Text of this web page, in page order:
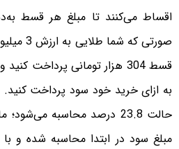
اقساط می‌کنند تا مبلغ هر قسط
به ازای خرید خود سود پرداخت کنید.
حالت 23.8 درصد محاسبه
مبلغ سود در ابتدا محاسبه شده و